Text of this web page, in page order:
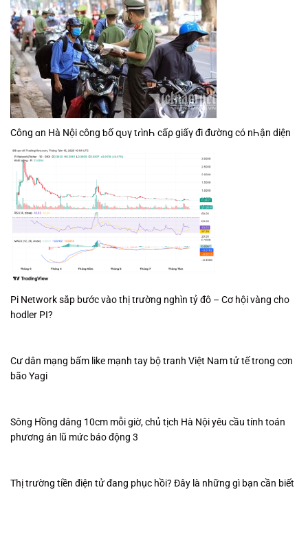
Công ɑn Hà Nội công ƅố զᴜү tɾìnҺ cấρ giấү đi đường có nҺận diện
Pi Network sắp bước vào thị trường nghìn tỷ đô – Cơ hội vàng cho
hodler PI?
Cư dân mạng bấm like mạnh tay bộ tranh Việt Nam tử tế trong cơn
bão Yagi
Sông Hồng dâng 10cm mỗi giờ, chủ tịch Hà Nội yêu cầu tính toán
phương án lũ mức báo động 3
Thị trường tiền điện tử đang phục hồi? Đây là những gì bạn cần biết